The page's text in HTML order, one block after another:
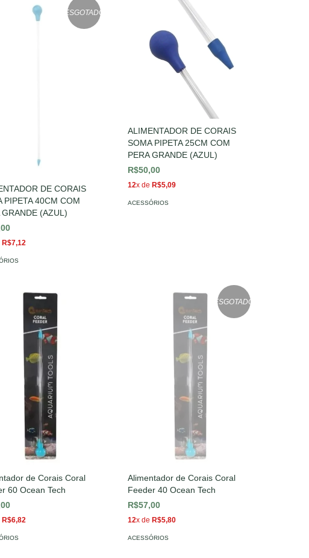
ESGOTADO
DE CORAIS
PIPETA 40CM COM
GRANDE (AZUL)
R$7,12
ALIMENTADOR DE CORAIS
SOMA PIPETA 25CM COM
PERA GRANDE (AZUL)
R$50,00
12x deR$5,09
ACESSÓRIOS
de Corais Coral
60 Ocean Tech
R$6,82
ESGOTADO
Alimentador de Corais Coral
Feeder 40 Ocean Tech
R$57,00
12x de R$5,80
ACESSÓRIOS